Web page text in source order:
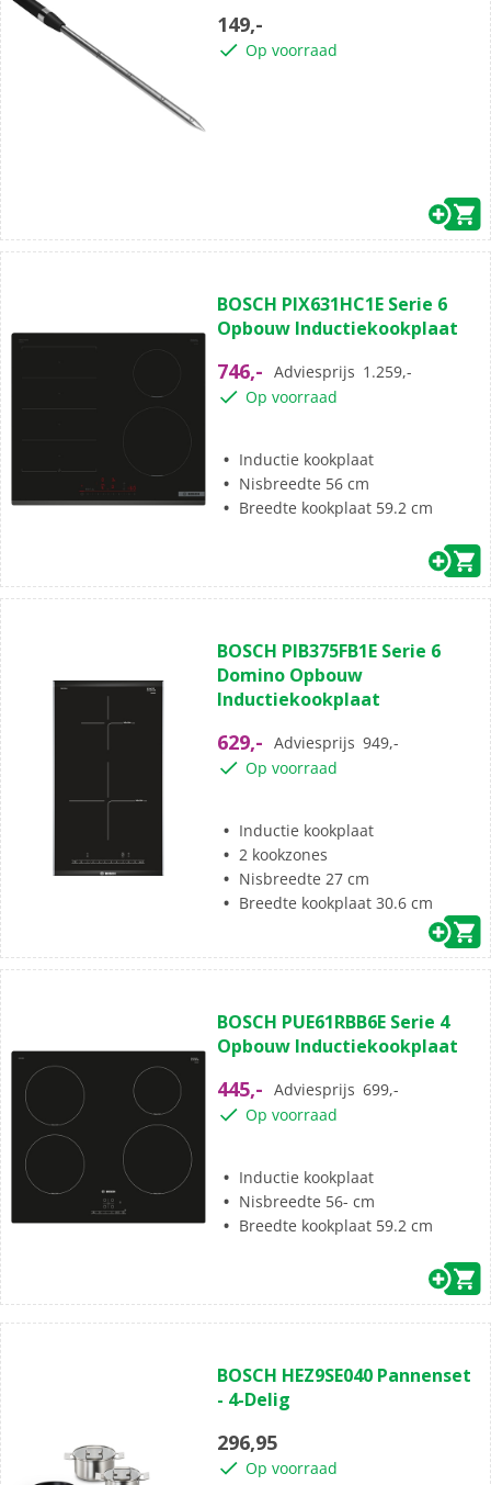
149,-
Op voorraad
van
de
sterren.
5
BOSCH PIX631HC1E Serie 6
Opbouw Inductiekookplaat
746,- Adviesprijs 1.259,-
Op voorraad
Inductie kookplaat
Nisbreedte 56 cm
Breedte kookplaat 59.2 cm
van
de
5
2
beoordelingen
BOSCH PIB375FB1E Serie 6
Domino Opbouw
Inductiekookplaat
629,- Adviesprijs 949,-
Op voorraad
Inductie kookplaat
2 kookzones
Nisbreedte 27 cm
Breedte kookplaat 30.6 cm
van
de
sterren.
3
BOSCH PUE61RBB6E Serie 4
Opbouw Inductiekookplaat
445,- Adviesprijs 699,-
Op voorraad
Inductie kookplaat
Nisbreedte 56- cm
Breedte kookplaat 59.2 cm
van
de
sterren.
BOSCH HEZ9SE040 Pannenset
- 4-Delig
296,95
Op voorraad